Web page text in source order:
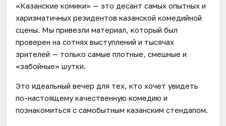
«Казанские комики» — это десант самых опытных и
харизматичных резидентов казанской комедийной
сцены. Мы привезли материал, который был
проверен на сотнях выступлений и тысячах
зрителей — только самые плотные, смешные и
«забойные» шутки.
Это идеальный вечер для тех, кто хочет увидеть
по-настоящему качественную комедию и
познакомиться с самобытным казанским стендапом.